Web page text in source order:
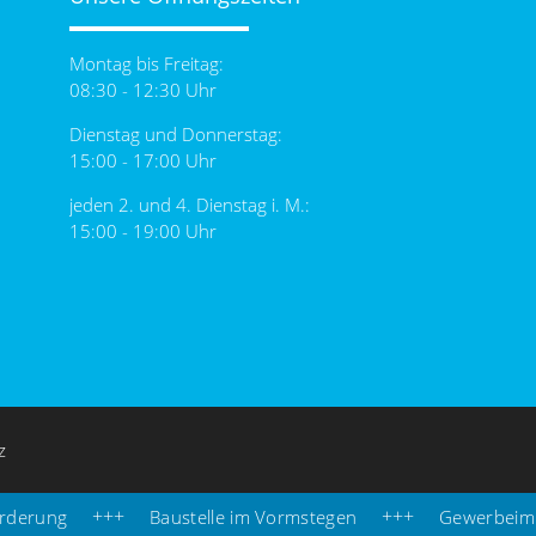
Montag bis Freitag:
08:30 - 12:30 Uhr
Dienstag und Donnerstag:
15:00 - 17:00 Uhr
jeden 2. und 4. Dienstag i. M.:
15:00 - 19:00 Uhr
Baustelle im Vormstegen